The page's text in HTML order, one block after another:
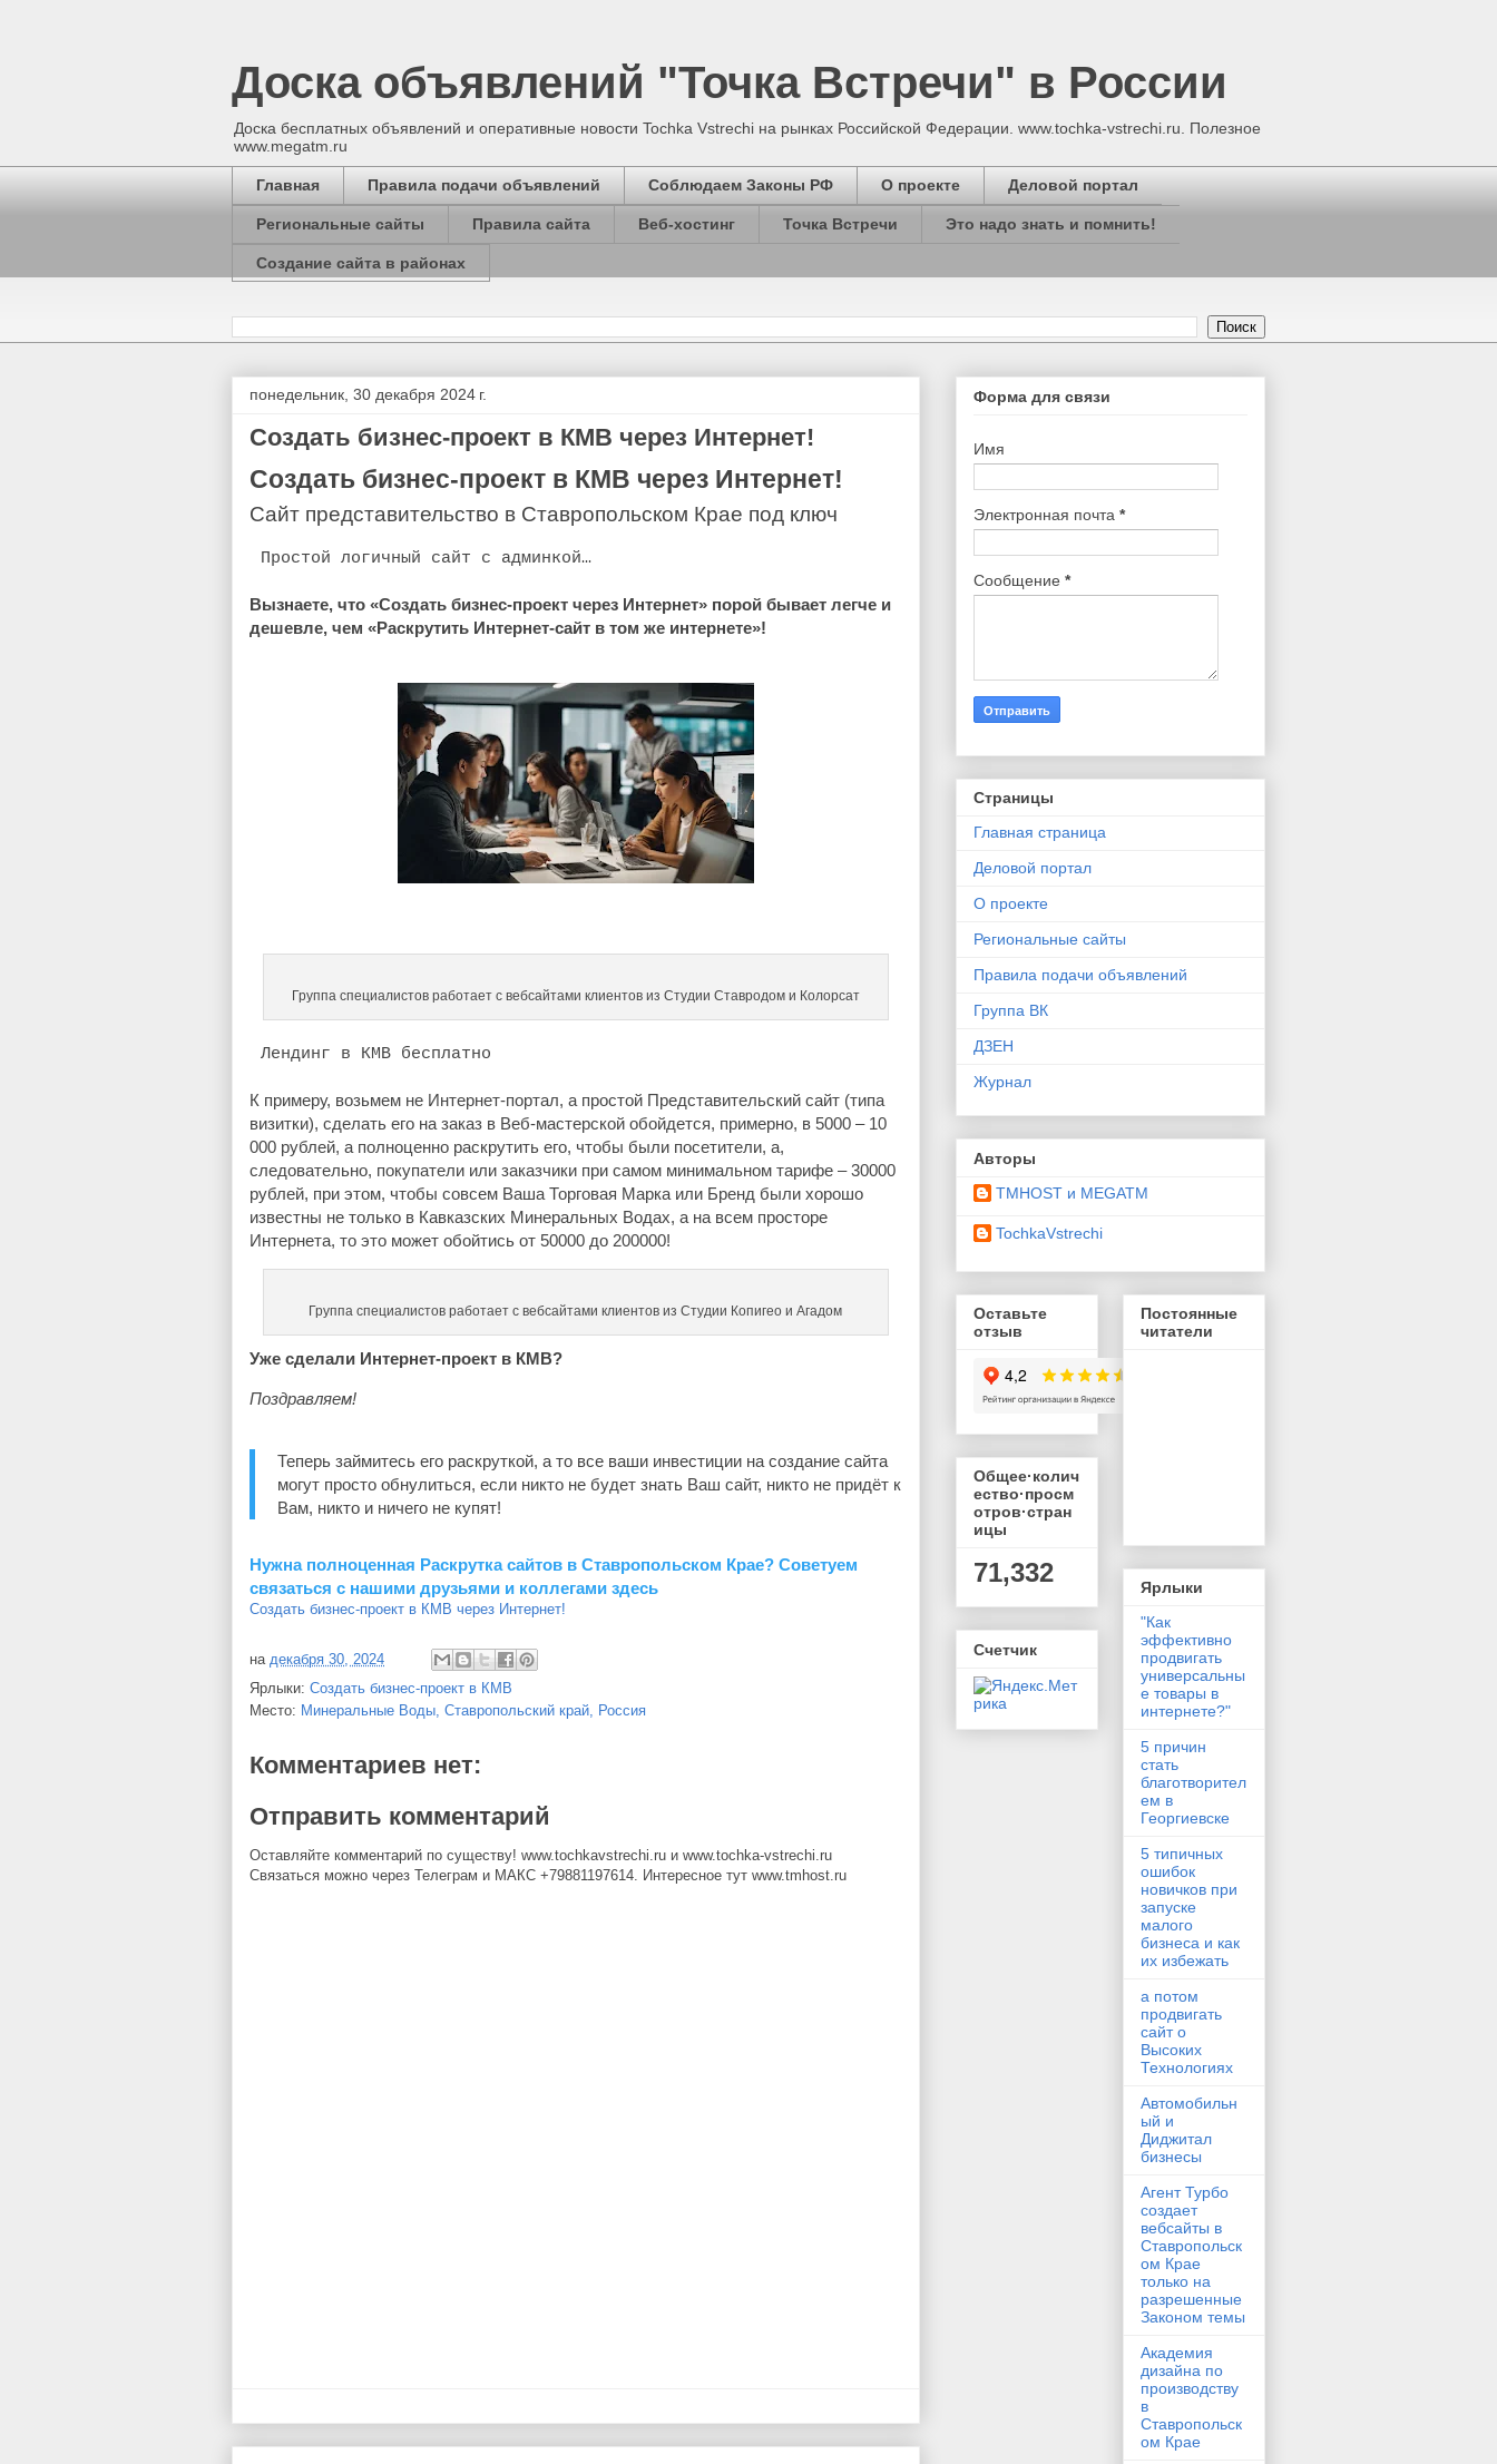
Доска объявлений "Точка Встречи" в России
Доска бесплатных объявлений и оперативные новости Tochka Vstrechi на рынках Российской Федерации. www.tochka-vstrechi.ru. Полезное
www.megatm.ru
Главная Правила подачи объявлений Соблюдаем Законы РФ О проекте Деловой портал
Региональные сайты Правила сайта Веб-хостинг Точка Встречи Это надо знать и помнить!
Создание сайта в районах
понедельник, 30 декабря 2024 г.
Создать бизнес-проект в КМВ через Интернет!
Создать бизнес-проект в КМВ через Интернет!
Сайт представительство в Ставропольском Крае под ключ
Простой логичный сайт с админкой…
Вызнаете, что «Создать бизнес-проект через Интернет» порой бывает легче и
дешевле, чем «Раскрутить Интернет-сайт в том же интернете»!
Группа специалистов работает с вебсайтами клиентов из Студии Ставродом и Колорсат
Лендинг в КМВ бесплатно
К примеру, возьмем не Интернет-портал, а простой Представительский сайт (типа
визитки), сделать его на заказ в Веб-мастерской обойдется, примерно, в 5000 – 10
000 рублей, а полноценно раскрутить его, чтобы были посетители, а,
следовательно, покупатели или заказчики при самом минимальном тарифе – 30000
рублей, при этом, чтобы совсем Ваша Торговая Марка или Бренд были хорошо
известны не только в Кавказских Минеральных Водах, а на всем просторе
Интернета, то это может обойтись от 50000 до 200000!
Группа специалистов работает с вебсайтами клиентов из Студии Копигео и Агадом
Уже сделали Интернет-проект в КМВ?
Поздравляем!
Теперь займитесь его раскруткой, а то все ваши инвестиции на создание сайта
могут просто обнулиться, если никто не будет знать Ваш сайт, никто не придёт к
Вам, никто и ничего не купят!
Нужна полноценная Раскрутка сайтов в Ставропольском Крае? Советуем
связаться с нашими друзьями и коллегами здесь
Создать бизнес-проект в КМВ через Интернет!
на декабря 30, 2024
Ярлыки: Создать бизнес-проект в КМВ
Место: Минеральные Воды, Ставропольский край, Россия
Комментариев нет:
Отправить комментарий
Оставляйте комментарий по существу! www.tochkavstrechi.ru и www.tochka-vstrechi.ru
Связаться можно через Телеграм и МАКС +79881197614. Интересное тут www.tmhost.ru
Форма для связи
Имя
Электронная почта *
Сообщение *
Страницы
Главная страница
Деловой портал
О проекте
Региональные сайты
Правила подачи объявлений
Группа ВК
ДЗЕН
Журнал
Авторы
TMHOST и MEGATM
TochkaVstrechi
Оставьте
отзыв
Общее·колич
ество·просм
отров·стран
ицы
71,332
Счетчик
Постоянные
читатели
Ярлыки
"Как
эффективно
продвигать
универсальны
е товары в
интернете?"
5 причин
стать
благотворител
ем в
Георгиевске
5 типичных
ошибок
новичков при
запуске
малого
бизнеса и как
их избежать
а потом
продвигать
сайт о
Высоких
Технологиях
Автомобильн
ый и
Диджитал
бизнесы
Агент Турбо
создает
вебсайты в
Ставропольск
ом Крае
только на
разрешенные
Законом темы
Академия
дизайна по
производству
в
Ставропольск
ом Крае